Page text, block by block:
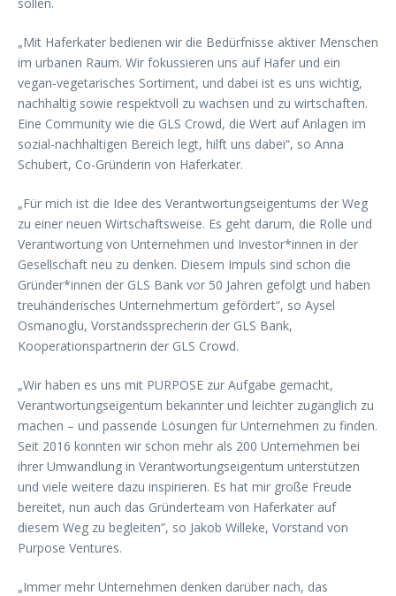
„Mit Haferkater bedienen wir die Bedürfnisse aktiver Menschen
im urbanen Raum. Wir fokussieren uns auf Hafer und ein
vegan-vegetarisches Sortiment, und dabei ist es uns wichtig,
nachhaltig sowie respektvoll zu wachsen und zu wirtschaften.
Eine Community wie die GLS Crowd, die Wert auf Anlagen im
sozial-nachhaltigen Bereich legt, hilft uns dabei“, so Anna
Schubert, Co-Gründerin von Haferkater.
„Für mich ist die Idee des Verantwortungseigentums der Weg
zu einer neuen Wirtschaftsweise. Es geht darum, die Rolle und
Verantwortung von Unternehmen und Investor*innen in der
Gesellschaft neu zu denken. Diesem Impuls sind schon die
Gründer*innen der GLS Bank vor 50 Jahren gefolgt und haben
treuhänderisches Unternehmertum gefördert“, so Aysel
Osmanoglu, Vorstandssprecherin der GLS Bank,
Kooperationspartnerin der GLS Crowd.
„Wir haben es uns mit PURPOSE zur Aufgabe gemacht,
Verantwortungseigentum bekannter und leichter zugänglich zu
machen – und passende Lösungen für Unternehmen zu finden.
Seit 2016 konnten wir schon mehr als 200 Unternehmen bei
ihrer Umwandlung in Verantwortungseigentum unterstützen
und viele weitere dazu inspirieren. Es hat mir große Freude
bereitet, nun auch das Gründerteam von Haferkater auf
diesem Weg zu begleiten”, so Jakob Willeke, Vorstand von
Purpose Ventures.
„Immer mehr Unternehmen denken darüber nach, das